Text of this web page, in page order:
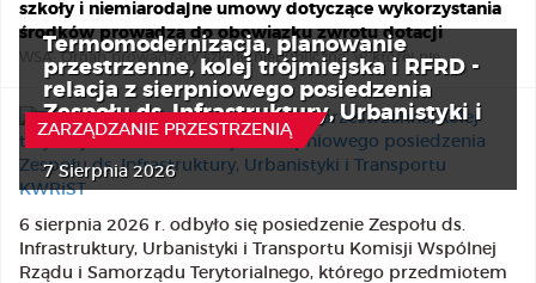
szkoły i niemiarodajne umowy dotyczące wykorzystania
środków prowadzą do obowiązku zwrotu dotacji
WSA: Organ prowadzący szkołę niepubliczną, w której nie...
ZARZĄDZANIE PRZESTRZENIĄ
Termomodernizacja, planowanie
przestrzenne, kolej trójmiejska i RFRD -
relacja z sierpniowego posiedzenia
Zespołu ds. Infrastruktury, Urbanistyki i
Transportu KWRiST
7 Sierpnia 2026
6 sierpnia 2026 r. odbyło się posiedzenie Zespołu ds.
Infrastruktury, Urbanistyki i Transportu Komisji Wspólnej
Rządu i Samorządu Terytorialnego, którego przedmiotem